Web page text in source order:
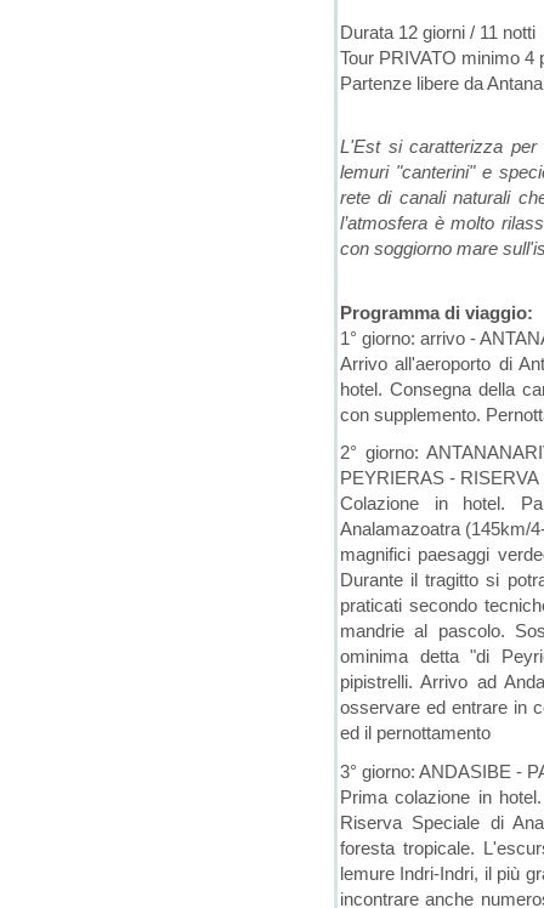
Durata 12 giorni / 11 notti
Tour PRIVATO minimo 4
Partenze libere da
L'Est si caratterizza per
lemuri "canterini" e
rete di canali naturali
l’atmosfera è molto
con soggiorno mare
Programma di viaggio:
1° giorno: arrivo -
Arrivo all'aeroporto di
hotel. Consegna della
con supplemento.
2° giorno:
PEYRIERAS -
Colazione in hotel.
Analamazoatra (145km/
magnifici paesaggi
Durante il tragitto si
praticati secondo
mandrie al pascolo.
ominima detta "di
pipistrelli. Arrivo ad
osservare ed entrare in
ed il pernottamento
3° giorno: ANDASIBE -
Prima colazione in
Riserva Speciale di
foresta tropicale.
lemure Indri-Indri, il più
incontrare anche